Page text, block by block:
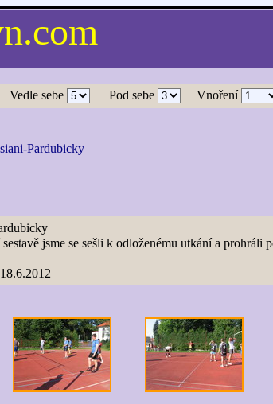
Vedle sebe Pod sebe Vnoření
Pardubicky
jsme se sešli k odloženému utkání a prohráli
18.6.2012